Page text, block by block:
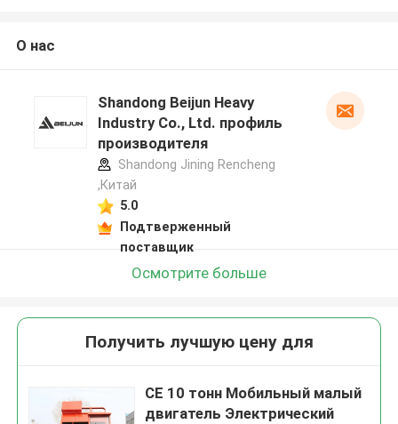
О нас
Shandong Beijun Heavy
Industry Co., Ltd. профиль
производителя
Shandong Jining Rencheng
,Китай
5.0
Подтверженный
поставщик
Осмотрите больше
Получить лучшую цену для
CE 10 тонн Мобильный малый
двигатель Электрический